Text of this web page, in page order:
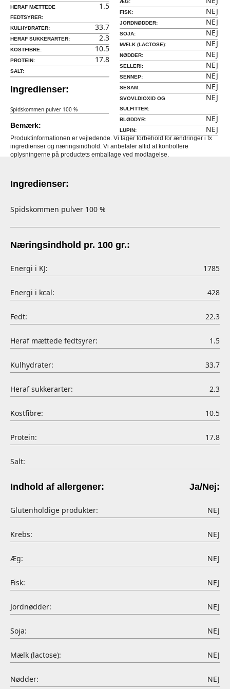
HERAF MÆTTEDE
FEDTSYRER:
1.5
KULHYDRATER: 33.7
HERAF SUKKERARTER: 2.3
KOSTFIBRE: 10.5
PROTEIN: 17.8
SALT:
Ingredienser:
Spidskommen pulver 100 %
ÆG:
FISK: NEJ
JORDNØDDER: NEJ
SOJA: NEJ
MÆLK (LACTOSE): NEJ
NØDDER: NEJ
SELLERI: NEJ
SENNEP: NEJ
SESAM: NEJ
SVOVLDIOXID OG
SULFITTER:
NEJ
BLØDDYR: NEJ
LUPIN: NEJ
Bemærk:
Produktinformationen er vejledende. Vi tager forbehold for ændringer i fx
ingredienser og næringsindhold. Vi anbefaler altid at kontrollere
oplysningerne på productets emballage ved modtagelse.
Ingredienser:
Spidskommen pulver 100 %
Næringsindhold pr. 100 gr.:
Energi i KJ: 1785
Energi i kcal: 428
Fedt: 22.3
Heraf mættede fedtsyrer: 1.5
Kulhydrater: 33.7
Heraf sukkerarter: 2.3
Kostfibre: 10.5
Protein: 17.8
Salt:
Indhold af allergener: Ja/Nej:
Glutenholdige produkter: NEJ
Krebs: NEJ
Æg: NEJ
Fisk: NEJ
Jordnødder: NEJ
Soja: NEJ
Mælk (lactose): NEJ
Nødder: NEJ